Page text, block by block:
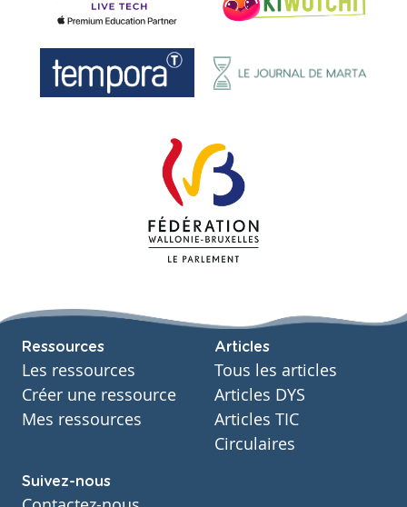
Ressources
Les ressources
Créer une ressource
Mes ressources
Articles
Tous les articles
Articles DYS
Articles TIC
Circulaires
Suivez-nous